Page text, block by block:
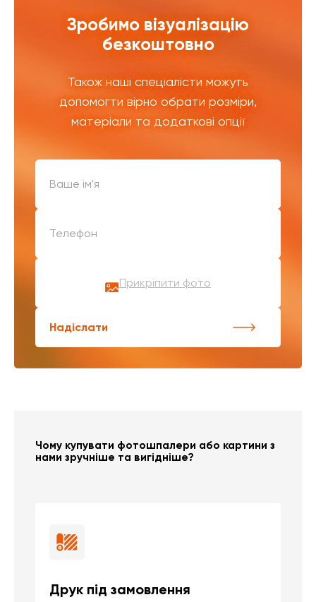
Зробимо візуалізацію
безкоштовно
Також наші спеціалісти можуть
допомогти вірно обрати розміри,
матеріали та додаткові опції
Прикріпити фото
Надіслати
Чому купувати фотошпалери або картини з
нами зручніше та вигідніше?
Друк під замовлення